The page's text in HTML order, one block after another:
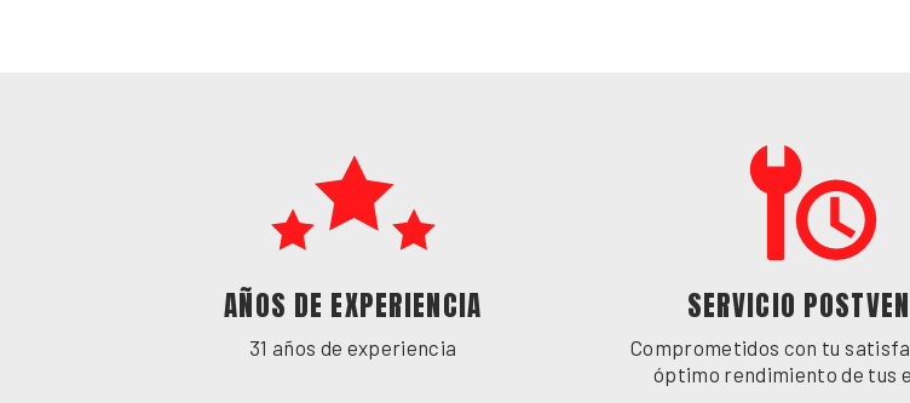
AÑOS DE EXPERIENCIA
31 años de experiencia
SERVICIO
Comprometidos con tu
óptimo rendimiento de tus